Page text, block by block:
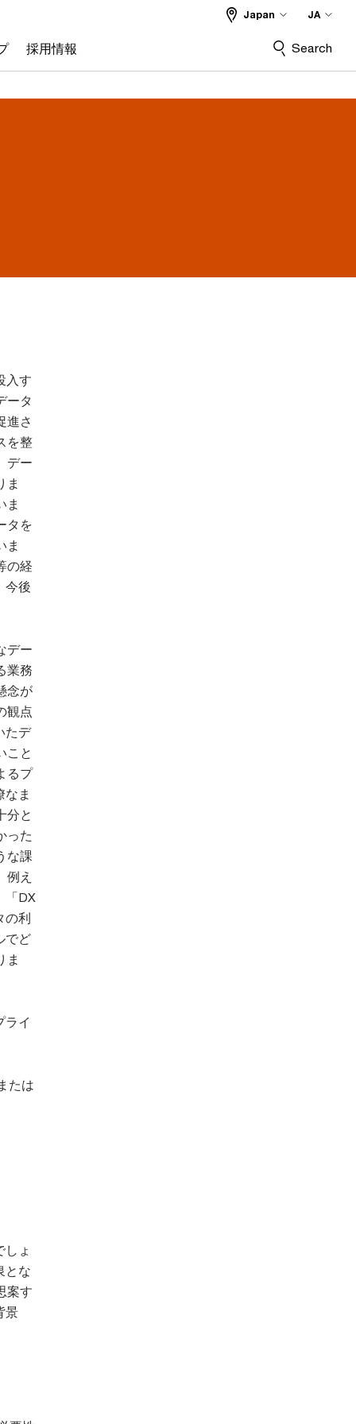
採用情報
Japan JA
Search
入す
ータ
進さ
を整
デー
ま
ま
タを
ま
の経
今後
デー
業務
念が
観点
たデ
こと
るプ
ま
分と
った
な課
例え
「DX
の利
でど
ま
ライ
たは
ょ
とな
案す
景